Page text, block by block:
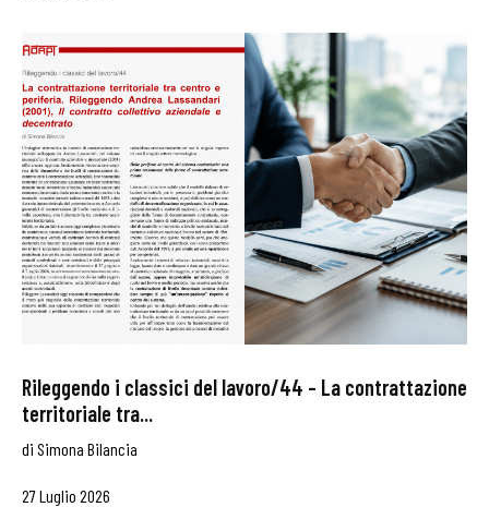
Rileggendo i classici del lavoro/44 – La contrattazione
territoriale tra...
di Simona Bilancia
27 Luglio 2026